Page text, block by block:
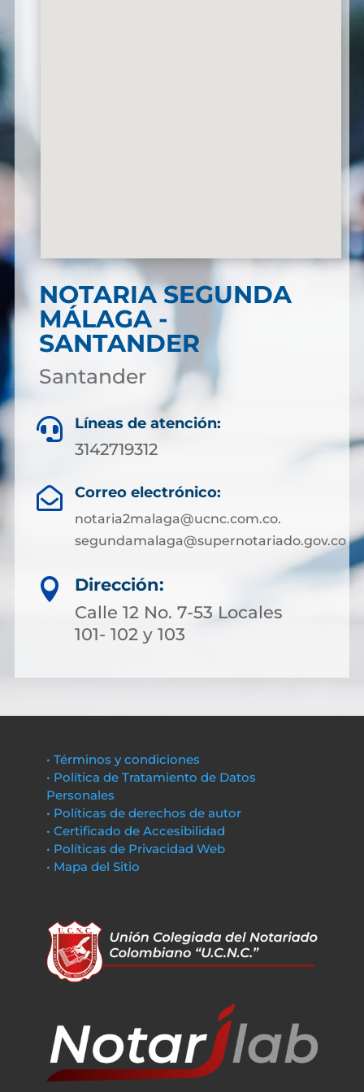
NOTARIA SEGUNDA
MÁLAGA -
SANTANDER
Santander
 Líneas de atención:
3142719312
 Correo electrónico:
notaria2malaga@ucnc.com.co.
segundamalaga@supernotariado.gov.co

Dirección:
Calle 12 No. 7-53 Locales
101- 102 y 103
• Términos y condiciones
• Política de Tratamiento de Datos
Personales
• Políticas de derechos de autor
• Certificado de Accesibilidad
• Políticas de Privacidad Web
• Mapa del Sitio